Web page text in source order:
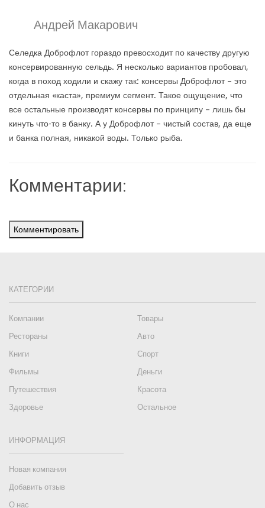
Андрей Макарович
Селедка Доброфлот гораздо превосходит по качеству другую
консервированную сельдь. Я несколько вариантов пробовал,
когда в поход ходили и скажу так: консервы Доброфлот – это
отдельная «каста», премиум сегмент. Такое ощущение, что
все остальные производят консервы по принципу – лишь бы
кинуть что-то в банку. А у Доброфлот – чистый состав, да еще
и банка полная, никакой воды. Только рыба.
Комментарии:
Комментировать
КАТЕГОРИИ
Компании
Товары
Рестораны
Авто
Книги
Спорт
Фильмы
Деньги
Путешествия
Красота
Здоровье
Остальное
ИНФОРМАЦИЯ
Новая компания
Добавить отзыв
О нас